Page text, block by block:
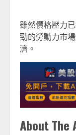
雖然價格壓力
勁的勞動力市
濟。
About The